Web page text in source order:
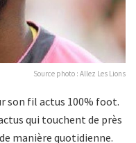
Source photo : Allez Les Lions
son fil actus 100% foot.
qui touchent de près
manière quotidienne.